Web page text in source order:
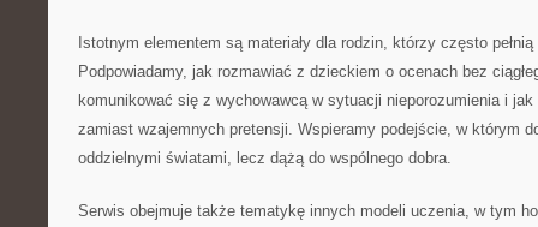
Istotnym elementem są materiały dla rodzin, którzy często pełnią
Podpowiadamy, jak rozmawiać z dzieckiem o ocenach bez
komunikować się z wychowawcą w sytuacji nieporozumienia i jak
zamiast wzajemnych pretensji. Wspieramy podejście, w którym
oddzielnymi światami, lecz dążą do wspólnego dobra.
Serwis obejmuje także tematykę innych modeli uczenia, w tym